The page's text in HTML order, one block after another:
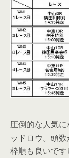
圧倒的な人気
ッドロウ。頭
枠順も良いで